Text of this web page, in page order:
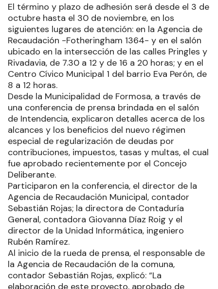
El término y plazo de adhesión será desde el 3 de
octubre hasta el 30 de noviembre, en los
siguientes lugares de atención: en la Agencia de
Recaudación -Fotheringham 1364- y en el salón
ubicado en la intersección de las calles Pringles y
Rivadavia, de 7.30 a 12 y de 16 a 20 horas; y en el
Centro Cívico Municipal 1 del barrio Eva Perón, de
8 a 12 horas.
Desde la Municipalidad de Formosa, a través de
una conferencia de prensa brindada en el salón
de Intendencia, explicaron detalles acerca de los
alcances y los beneficios del nuevo régimen
especial de regularización de deudas por
contribuciones, impuestos, tasas y multas, el cual
fue aprobado recientemente por el Concejo
Deliberante.
Participaron en la conferencia, el director de la
Agencia de Recaudación Municipal, contador
Sebastián Rojas; la directora de Contaduría
General, contadora Giovanna Díaz Roig y el
director de la Unidad Informática, ingeniero
Rubén Ramírez.
Al inicio de la rueda de prensa, el responsable de
la Agencia de Recaudación de la comuna,
contador Sebastián Rojas, explicó: “La
elaboración de este proyecto, aprobado de